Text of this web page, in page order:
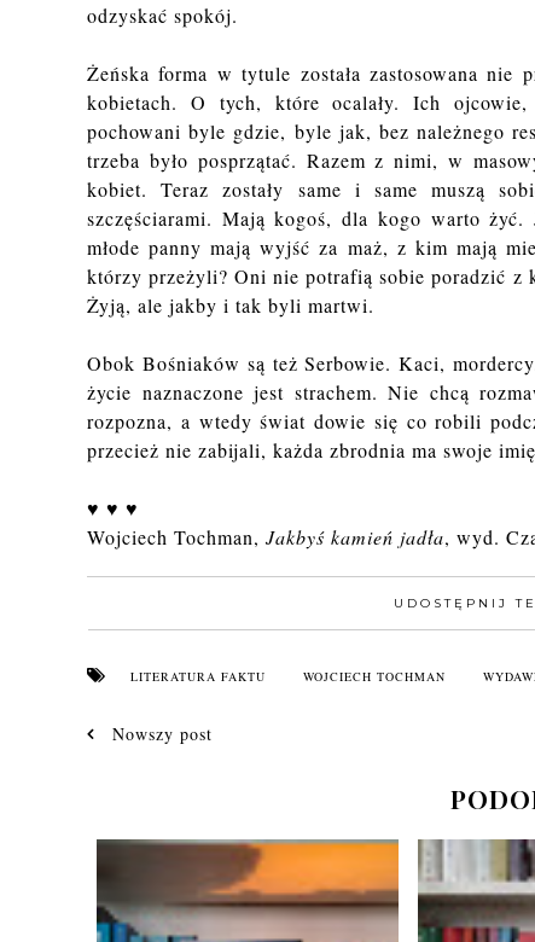
odzyskać spokój.
Żeńska forma w tytule została zastosowana
kobietach. O tych, które ocalały. Ich
pochowani byle gdzie, byle jak, bez należnego
trzeba było posprzątać. Razem z nimi, w
kobiet. Teraz zostały same i same muszą
szczęściarami. Mają kogoś, dla kogo warto
młode panny mają wyjść za maż, z kim mają
którzy przeżyli? Oni nie potrafią sobie poradzić z
Żyją, ale jakby i tak byli martwi.
Obok Bośniaków są też Serbowie. Kaci,
życie naznaczone jest strachem. Nie chcą
rozpozna, a wtedy świat dowie się co robili
przecież nie zabijali, każda zbrodnia ma swoje
♥ ♥ ♥
Wojciech Tochman, Jakbyś kamień jadła, wyd.
UDOSTĘPNIJ
LITERATURA FAKTU WOJCIECH TOCHMAN
Nowszy post